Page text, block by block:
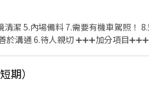
需要有機車駕照！ 8.短期勿試 🔥我們希望妳是有以下特
高 2.積極主動 3.學習力強 4.細心負責 5.善
期）